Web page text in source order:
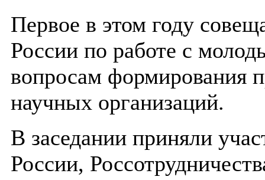
Первое в этом году
России по работе с
вопросам формирования
научных организаций.
В заседании приняли
России,